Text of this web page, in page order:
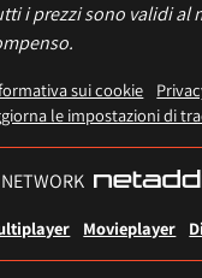
i prezzi sono validi al
sui cookie
le impostazioni di
Movieplayer